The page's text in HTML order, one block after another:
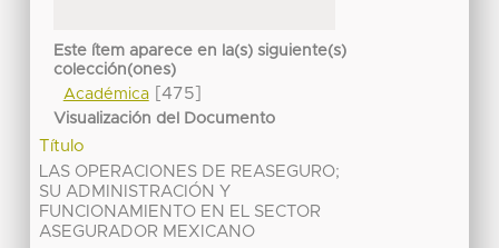
Este ítem aparece en la(s) siguiente(s)
colección(ones)
Académica[475]
Visualización del Documento
Título
LAS OPERACIONES DE REASEGURO;
SU ADMINISTRACIÓN Y
FUNCIONAMIENTO EN EL SECTOR
ASEGURADOR MEXICANO